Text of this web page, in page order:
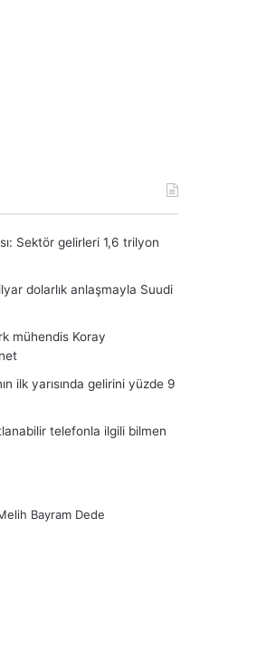
Sektör gelirleri 1,6 trilyon
dolarlık anlaşmayla Suudi
mühendis Koray
ilk yarısında gelirini yüzde 9
telefonla ilgili bilmen